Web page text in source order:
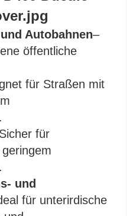
Autobahnen–
öffentliche
für Straßen mit
für
und
für unterirdische